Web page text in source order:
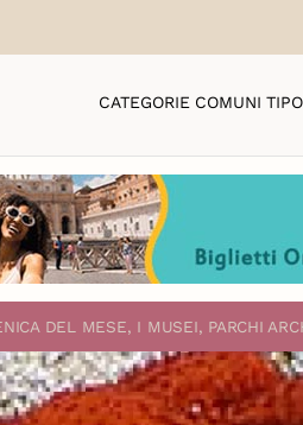
CATEGORIE COMUNI
DEL MESE, I MUSEI, PARCHI